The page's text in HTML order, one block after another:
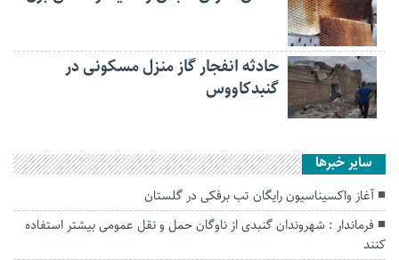
حادثه انفجار گاز منزل مسکونی در
گنبدکاووس
سایر خبرها
آغاز واکسیناسیون رایگان تب برفکی در گلستان
فرماندار : شهروندان گنبدی از ناوگان حمل و نقل عمومی بیشتر استفاده
کنند